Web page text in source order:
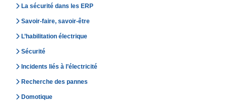
La sécurité dans les ERP
Savoir-faire, savoir-être
L’habilitation électrique
Sécurité
Incidents liés à l’électricité
Recherche des pannes
Domotique